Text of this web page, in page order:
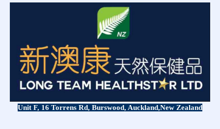
Unit F, 16 Torrens Rd, Burswood, Auckland,New Zealand